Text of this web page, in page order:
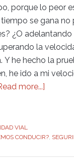
porque lo peor
se gana no
¿O
la
Y he hecho la
he ido a mi
more...]
VIAL
CONDUCIR?,